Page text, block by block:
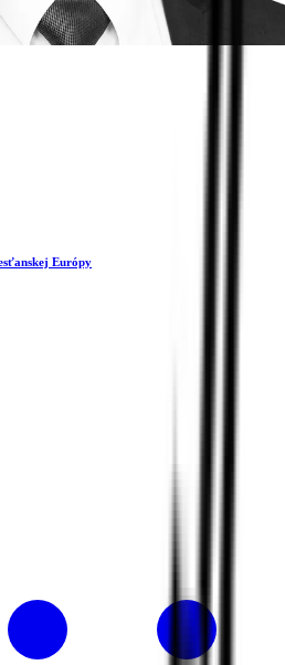
Európy